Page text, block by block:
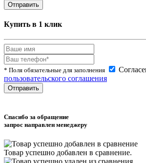
Купить в 1 клик
* Поля обязательные для заполнения
пользовательского соглашения
Спасибо за обращение
запрос направлен менеджеру
Товар успешно добавлен в сравнение.